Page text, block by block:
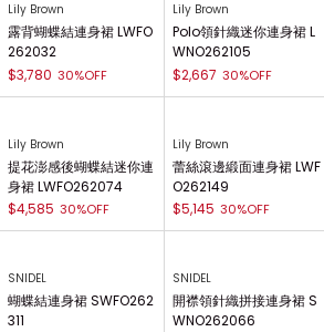
Lily Brown
露背蝴蝶結連身裙 LWFO
262032
$3,780 30%OFF
Lily Brown
Polo領針織迷你連身裙 L
WNO262105
$2,667 30%OFF
Lily Brown
提花澎感後蝴蝶結迷你連
身裙 LWFO262074
$4,585 30%OFF
Lily Brown
蕾絲滾邊緞面連身裙 LWF
O262149
$5,145 30%OFF
SNIDEL
蝴蝶結連身裙 SWFO262
311
SNIDEL
開襟領針織拼接連身裙 S
WNO262066